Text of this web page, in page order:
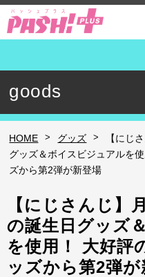
goods
HOME > グッズ >
【にじ
グッズ＆ボイスビジュアルを
ズから第2弾が新登場
【にじさんじ】
の誕生日グッズ
を使用！ 大好評
ッズから第2弾が